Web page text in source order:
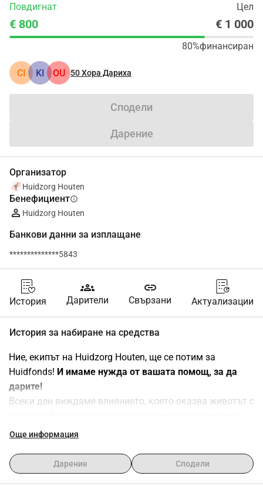
Повдигнат Цел
€ 800 € 1 000
80%финансиран
CI KI OU 50Хора Дариха
Сподели
Дарение
Организатор
Huidzorg Houten
Бенефициентinfo
Huidzorg Houten
Банкови данни за изплащане
**************5843
История
groups
Дарители
link
Свързани Актуализации
История за набиране на средства
Ние, екипът на Huidzorg Houten, ще се потим за
Huidfonds! И имаме нужда от вашата помощ, за да
дарите!
Всеки ден виждаме влиянието, което оказва животът с
малко, за да направим това малко по-добро!
и ще пробягаме (малки) 5 км за Huidfonds. Huidfonds
работи по различни проекти, за да подобри живота на
Още информация
Дарение Сподели